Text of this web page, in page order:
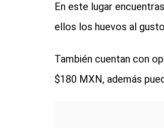
En este lugar
ellos los huevos al
También cuentan con
$180 MXN, además